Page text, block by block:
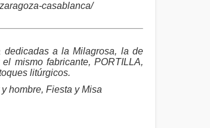
casablanca/
dedicadas a la Milagrosa, la de
mismo fabricante, PORTILLA,
litúrgicos.
hombre, Fiesta y Misa